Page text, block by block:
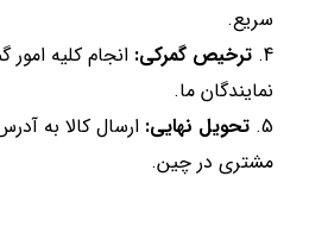
سریع.
ترخیص گمرکی: انجام کلیه
نمایندگان ما.
تحویل نهایی: ارسال کالا به
مشتری در چین.